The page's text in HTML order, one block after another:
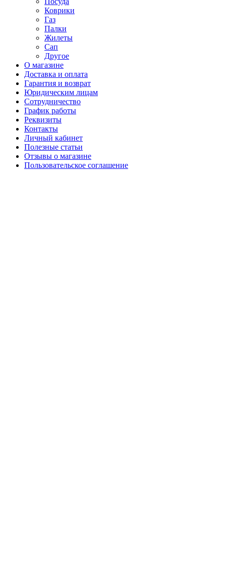
Коврики
Газ
Палки
Жилеты
Сап
Другое
О магазине
Доставка и оплата
Гарантия и возврат
Юридическим лицам
Сотрудничество
График работы
Реквизиты
Контакты
Личный кабинет
Полезные статьи
Отзывы о магазине
Пользовательское соглашение